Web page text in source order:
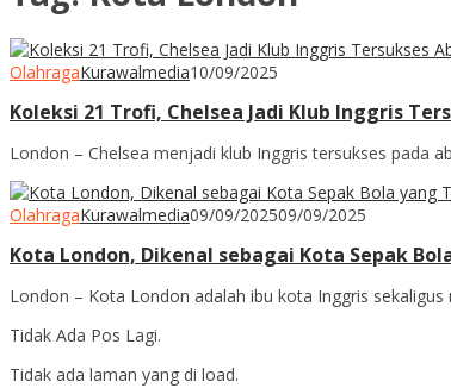
OlahragaKurawalmedia10/09/2025
Koleksi 21 Trofi, Chelsea Jadi Klub Inggris
London – Chelsea menjadi klub Inggris tersukses pada
OlahragaKurawalmedia09/09/202509/09/2025
Kota London, Dikenal sebagai Kota Sepak
London – Kota London adalah ibu kota Inggris
Tidak Ada Pos Lagi.
Tidak ada laman yang di load.